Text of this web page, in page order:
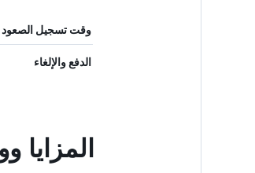
وقت تسجيل الصعود
الدفع والإلغاء